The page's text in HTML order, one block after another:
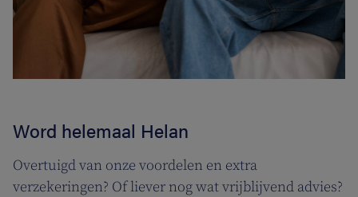
Word helemaal Helan
Overtuigd van onze voordelen en extra
verzekeringen? Of liever nog wat vrijblijvend advies?